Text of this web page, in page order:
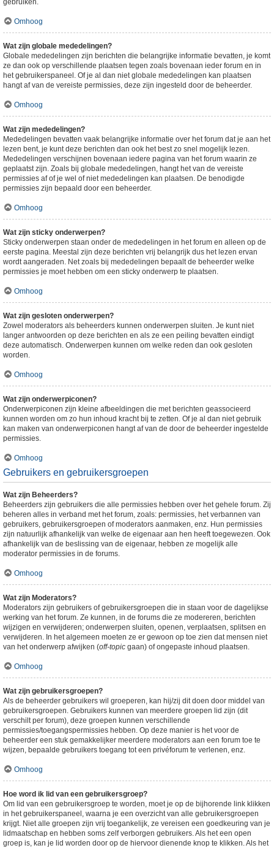
gebruiken.
Omhoog
Wat zijn globale mededelingen?
Globale mededelingen zijn berichten die belangrijke informatie bevatten, je komt
ze dan ook op verschillende plaatsen tegen zoals bovenaan ieder forum en in
het gebruikerspaneel. Of je al dan niet globale mededelingen kan plaatsen
hangt af van de vereiste permissies, deze zijn ingesteld door de beheerder.
Omhoog
Wat zijn mededelingen?
Mededelingen bevatten vaak belangrijke informatie over het forum dat je aan het
lezen bent, je kunt deze berichten dan ook het best zo snel mogelijk lezen.
Mededelingen verschijnen bovenaan iedere pagina van het forum waarin ze
geplaatst zijn. Zoals bij globale mededelingen, hangt het van de vereiste
permissies af of je wel of niet mededelingen kan plaatsen. De benodigde
permissies zijn bepaald door een beheerder.
Omhoog
Wat zijn sticky onderwerpen?
Sticky onderwerpen staan onder de mededelingen in het forum en alleen op de
eerste pagina. Meestal zijn deze berichten vrij belangrijk dus het lezen ervan
wordt aangeraden. Net zoals bij mededelingen bepaalt de beheerder welke
permissies je moet hebben om een sticky onderwerp te plaatsen.
Omhoog
Wat zijn gesloten onderwerpen?
Zowel moderators als beheerders kunnen onderwerpen sluiten. Je kunt niet
langer antwoorden op deze berichten en als ze een peiling bevatten eindigt
deze automatisch. Onderwerpen kunnen om welke reden dan ook gesloten
worden.
Omhoog
Wat zijn onderwerpiconen?
Onderwerpiconen zijn kleine afbeeldingen die met berichten geassocieerd
kunnen worden om zo hun inhoud kracht bij te zetten. Of je al dan niet gebruik
kan maken van onderwerpiconen hangt af van de door de beheerder ingestelde
permissies.
Omhoog
Gebruikers en gebruikersgroepen
Wat zijn Beheerders?
Beheerders zijn gebruikers die alle permissies hebben over het gehele forum. Zij
beheren alles in verband met het forum, zoals: permissies, het verbannen van
gebruikers, gebruikersgroepen of moderators aanmaken, enz. Hun permissies
zijn natuurlijk afhankelijk van welke de eigenaar aan hen heeft toegewezen. Ook
afhankelijk van de beslissing van de eigenaar, hebben ze mogelijk alle
moderator permissies in de forums.
Omhoog
Wat zijn Moderators?
Moderators zijn gebruikers of gebruikersgroepen die in staan voor de dagelijkse
werking van het forum. Ze kunnen, in de forums die ze modereren, berichten
wijzigen en verwijderen; onderwerpen sluiten, openen, verplaatsen, splitsen en
verwijderen. In het algemeen moeten ze er gewoon op toe zien dat mensen niet
van het onderwerp afwijken (off-topic gaan) of ongepaste inhoud plaatsen.
Omhoog
Wat zijn gebruikersgroepen?
Als de beheerder gebruikers wil groeperen, kan hij/zij dit doen door middel van
gebruikersgroepen. Gebruikers kunnen van meerdere groepen lid zijn (dit
verschilt per forum), deze groepen kunnen verschillende
permissies/toegangspermissies hebben. Op deze manier is het voor de
beheerder een stuk gemakkelijker meerdere moderators aan een forum toe te
wijzen, bepaalde gebruikers toegang tot een privéforum te verlenen, enz.
Omhoog
Hoe word ik lid van een gebruikersgroep?
Om lid van een gebruikersgroep te worden, moet je op de bijhorende link klikken
in het gebruikerspaneel, waarna je een overzicht van alle gebruikersgroepen
krijgt. Niet alle groepen zijn vrij toegankelijk, ze vereisen een goedkeuring van je
lidmaatschap en hebben soms zelf verborgen gebruikers. Als het een open
groep is, kan je lid worden door op de hiervoor dienende knop te klikken. Als het